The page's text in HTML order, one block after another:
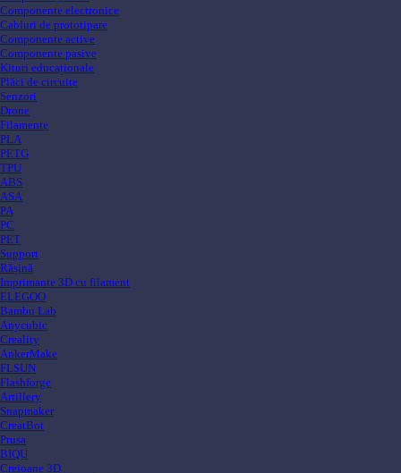
Componente electronice
Cabluri de prototipare
Componente active
Componente pasive
Kituri educaționale
Plăci de circuite
Senzori
Drone
Filamente
PLA
PETG
TPU
ABS
ASA
PA
PC
PET
Support
Rășină
Imprimante 3D cu filament
ELEGOO
Bambu Lab
Anycubic
Creality
AnkerMake
FLSUN
Flashforge
Artillery
Snapmaker
CreatBot
Prusa
BIQU
Creioane 3D